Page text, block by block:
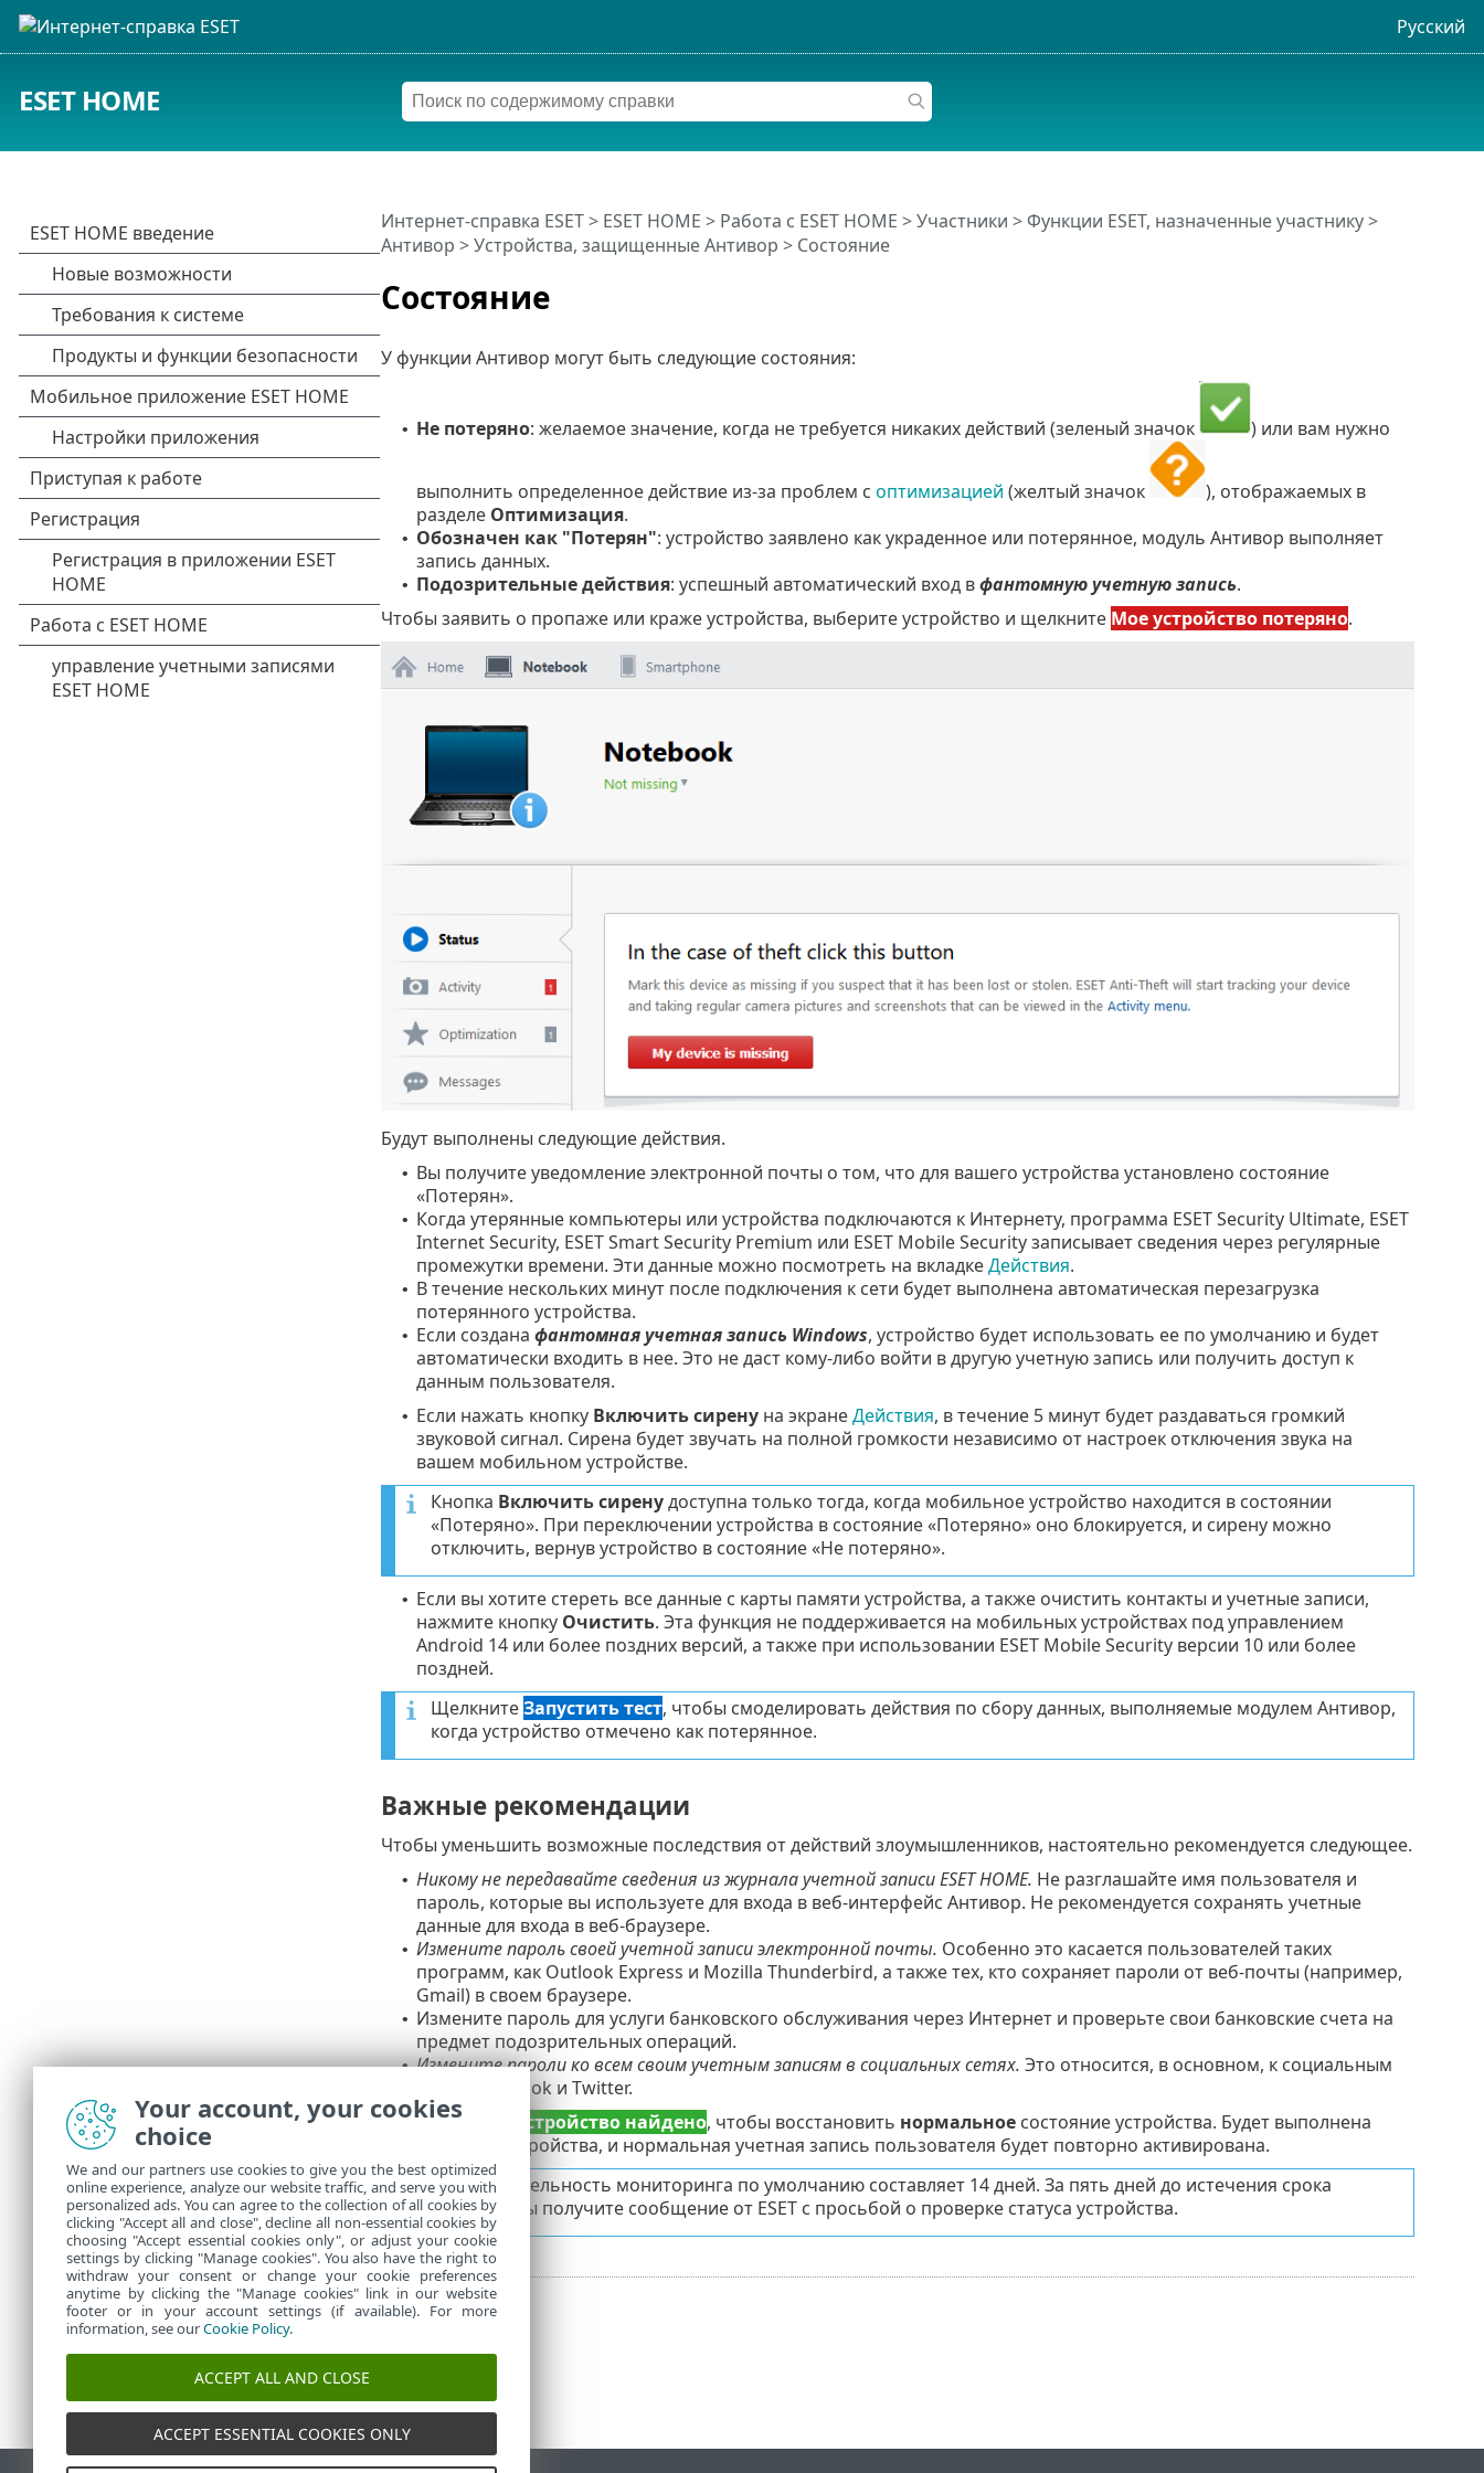
Русский
ESET HOME
Состояние
Интернет-справка ESET> ESET HOME > Работа с ESET HOME >Участники >Функции ESET, назначенные участнику>
Антивор >Устройства, защищенные Антивор > Состояние
У функции Антивор могут быть следующие состояния:
• Не потеряно: желаемое значение, когда не требуется никаких действий (зеленый значок ) или вам нужно
выполнить определенное действие из-за проблем с оптимизацией (желтый значок
), отображаемых в
разделе Оптимизация.
• Обозначен как "Потерян": устройство заявлено как украденное или потерянное, модуль Антивор выполняет
запись данных.
• Подозрительные действия: успешный автоматический вход вфантомную учетную запись.
Чтобы заявить о пропаже или краже устройства, выберите устройство и щелкните Мое устройство потеряно.
Будут выполнены следующие действия.
• Вы получите уведомление электронной почты о том, что для вашего устройства установлено состояние
«Потерян».
• Когда утерянные компьютеры или устройства подключаются к Интернету, программа ESET Security Ultimate, ESET
Internet Security, ESET Smart Security Premium или ESET Mobile Security записывает сведения через регулярные
промежутки времени. Эти данные можно посмотреть на вкладкеДействия.
• В течение нескольких минут после подключения к сети будет выполнена автоматическая перезагрузка
потерянного устройства.
• Если создана фантомная учетная запись Windows, устройство будет использовать ее по умолчанию и будет
автоматически входить в нее. Это не даст кому-либо войти в другую учетную запись или получить доступ к
данным пользователя.
• Если нажать кнопку Включить сиренуна экранеДействия, в течение 5 минут будет раздаваться громкий
звуковой сигнал. Сирена будет звучать на полной громкости независимо от настроек отключения звука на
вашем мобильном устройстве.
Кнопка Включить сиренудоступна только тогда, когда мобильное устройство находится в состоянии
«Потеряно». При переключении устройства в состояние «Потеряно» оно блокируется, и сирену можно
отключить, вернув устройство в состояние «Не потеряно».
• Если вы хотите стереть все данные с карты памяти устройства, а также очистить контакты и учетные записи,
нажмите кнопку Очистить. Эта функция не поддерживается на мобильных устройствах под управлением
Android 14 или более поздних версий, а также при использовании ESET Mobile Security версии 10 или более
поздней.
ЩелкнитеЗапустить тест, чтобы смоделировать действия по сбору данных, выполняемые модулем Антивор,
когда устройство отмечено как потерянное.
Важные рекомендации
Чтобы уменьшить возможные последствия от действий злоумышленников, настоятельно рекомендуется следующее.
• Никому не передавайте сведения из журнала учетной записи ESET HOME. Не разглашайте имя пользователя и
пароль, которые вы используете для входа в веб-интерфейс Антивор. Не рекомендуется сохранять учетные
данные для входа в веб-браузере.
• Измените пароль своей учетной записи электронной почты. Особенно это касается пользователей таких
программ, как Outlook Express и Mozilla Thunderbird, а также тех, кто сохраняет пароли от веб-почты (например,
Gmail) в своем браузере.
• Измените пароль для услуги банковского обслуживания через Интернет и проверьте свои банковские счета на
предмет подозрительных операций.
• Измените пароли ко всем своим учетным записям в социальных сетях. Это относится, в основном, к социальным
сетям Facebook и Twitter.
Щелкните
Мое устройство найдено, чтобы восстановить нормальноесостояние устройства. Будет выполнена
перезагрузка устройства, и нормальная учетная запись пользователя будет повторно активирована.
Продолжительность мониторинга по умолчанию составляет 14 дней. За пять дней до истечения срока
действия вы получите сообщение от ESET с просьбой о проверке статуса устройства.
Your account, your cookies
choice
We and our partners use cookies to give you the best optimized
online experience, analyze our website traffic, and serve you with
personalized ads. You can agree to the collection of all cookies by
clicking "Accept all and close", decline all non-essential cookies by
choosing "Accept essential cookies only", or adjust your cookie
settings by clicking "Manage cookies". You also have the right to
withdraw your consent or change your cookie preferences
anytime by clicking the "Manage cookies" link in our website
footer or in your account settings (if available). For more
information, see ourCookie Policy.
ACCEPT ALL AND CLOSE
ACCEPT ESSENTIAL COOKIES ONLY